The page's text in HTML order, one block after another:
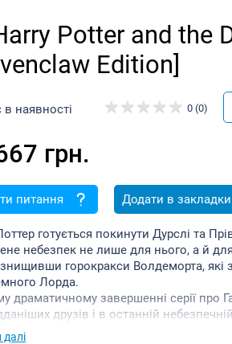
Potter and the
Edition]
наявності 0 (0)
грн.
питання Додати в закладки
готується покинути Дурслі та
небезпек не лише для нього, а й
горокракси Волдеморта, які
Лорда.
драматичному завершенні серії про
друзів і в останній
жахливій долі: смертельній
далі